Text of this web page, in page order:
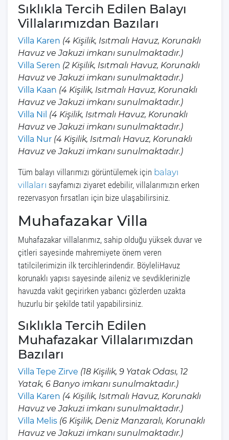
Sıklıkla Tercih Edilen Balayı
Villalarımızdan Bazıları
Villa Karen (4 Kişilik, Isıtmalı Havuz, Korunaklı
Havuz ve Jakuzi imkanı sunulmaktadır.)
Villa Seren (2 Kişilik, Isıtmalı Havuz, Korunaklı
Havuz ve Jakuzi imkanı sunulmaktadır.)
Villa Kaan (4 Kişilik, Isıtmalı Havuz, Korunaklı
Havuz ve Jakuzi imkanı sunulmaktadır.)
Villa Nil (4 Kişilik, Isıtmalı Havuz, Korunaklı
Havuz ve Jakuzi imkanı sunulmaktadır.)
Villa Nur (4 Kişilik, Isıtmalı Havuz, Korunaklı
Havuz ve Jakuzi imkanı sunulmaktadır.)
Tüm balayı villarımızı görüntülemek için balayı
villaları sayfamızı ziyaret edebilir, villalarımızın erken
rezervasyon fırsatları için bize ulaşabilirsiniz.
Muhafazakar Villa
Muhafazakar villalarımız, sahip olduğu yüksek duvar ve
çitleri sayesinde mahremiyete önem veren
tatilcilerimizin ilk tercihlerindendir. BöyleliHavuz
korunaklı yapısı sayesinde aileniz ve sevdiklerinizle
havuzda vakit geçirirken yabancı gözlerden uzakta
huzurlu bir şekilde tatil yapabilirsiniz.
Sıklıkla Tercih Edilen
Muhafazakar Villalarımızdan
Bazıları
Villa Tepe Zirve (18 Kişilik, 9 Yatak Odası, 12
Yatak, 6 Banyo imkanı sunulmaktadır.)
Villa Karen (4 Kişilik, Isıtmalı Havuz, Korunaklı
Havuz ve Jakuzi imkanı sunulmaktadır.)
Villa Melis (6 Kişilik, Deniz Manzaralı, Korunaklı
Havuz ve Jakuzi imkanı sunulmaktadır.)